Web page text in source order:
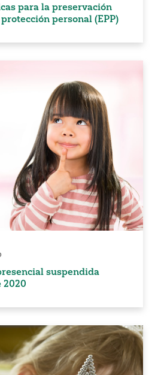
para la preservación
personal (EPP)
suspendida
2020